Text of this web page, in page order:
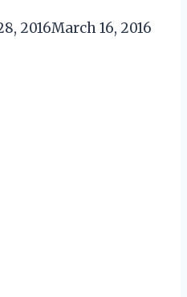
2016March 16, 2016